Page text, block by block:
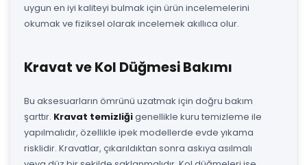
uygun en iyi kaliteyi bulmak için ürün incelemelerini
okumak ve fiziksel olarak incelemek akıllıca olur.
Kravat ve Kol Düğmesi Bakımı
Bu aksesuarların ömrünü uzatmak için doğru bakım
şarttır. Kravat temizliğigenellikle kuru temizleme ile
yapılmalıdır, özellikle ipek modellerde evde yıkama
risklidir. Kravatlar, çıkarıldıktan sonra askıya asılmalı